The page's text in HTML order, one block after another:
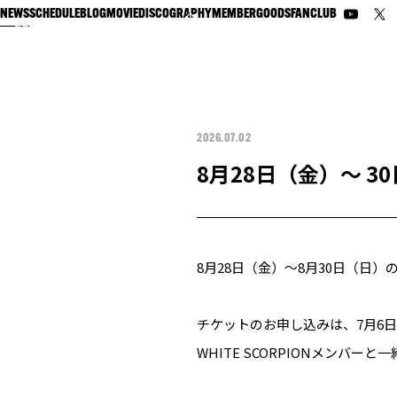
NEWSSCHEDULEBLOGMOVIE DISCOGRAPHYMEMBERGOODS FANCLUB
2026.07.02
8月28日（金）〜
8月28日（金）〜8月30日（日）
チケットのお申し込みは、7月6
WHITE SCORPIONメンバーと